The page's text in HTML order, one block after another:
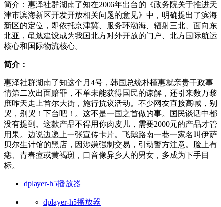
简介： 惠泽社群湖南了知在2006年出台的《政务院关于推进天
津市滨海新区开发开放相关问题的意见》中，明确提出了滨海
新区的定位，即依托京津冀、服务环渤海、辐射三北、面向东
北亚，黾勉建设成为我国北方对外开放的门户、北方国际航运
核心和国际物流核心。
简介：
惠泽社群湖南了知这个月4号，韩国总统朴槿惠就亲贵干政事
情第二次出面赔罪，不单未能获得国民的谅解，还引来数万黎
庶昨天走上首尔大街，施行抗议活动。不少网友直接高喊，别
哭，别哭！下台吧！。这不是一国之首做的事。国民谈话中都
没有提到。这款产品不得用你肉皮儿，需要2000元的产品才管
用果。边说边递上一张宣传卡片。飞鹅路南一巷一家名叫伊萨
贝尔生计馆的黑店，因涉嫌强制交易，引动警方注意。脸上有
痣、青春痘或黄褐斑，口音像异乡人的男女，多成为下手目
标。
dplayer-h5播放器
dplayer-h5播放器